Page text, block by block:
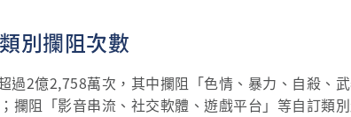
別攔阻次數
過2億2,758萬次，其中攔阻「色情、暴力、自殺、
攔阻「影音串流、社交軟體、遊戲平台」等自訂類